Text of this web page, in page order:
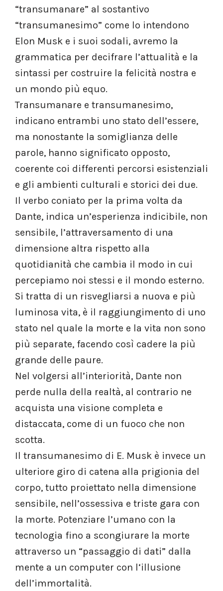
“transumanare” al sostantivo
“transumanesimo” come lo intendono
Elon Musk e i suoi sodali, avremo la
grammatica per decifrare l’attualità e la
sintassi per costruire la felicità nostra e
un mondo più equo.
Transumanare e transumanesimo,
indicano entrambi uno stato dell’essere,
ma nonostante la somiglianza delle
parole, hanno significato opposto,
coerente coi differenti percorsi esistenziali
e gli ambienti culturali e storici dei due.
Il verbo coniato per la prima volta da
Dante, indica un’esperienza indicibile, non
sensibile, l’attraversamento di una
dimensione altra rispetto alla
quotidianità che cambia il modo in cui
percepiamo noi stessi e il mondo esterno.
Si tratta di un risvegliarsi a nuova e più
luminosa vita, è il raggiungimento di uno
stato nel quale la morte e la vita non sono
più separate, facendo così cadere la più
grande delle paure.
Nel volgersi all’interiorità, Dante non
perde nulla della realtà, al contrario ne
acquista una visione completa e
distaccata, come di un fuoco che non
scotta.
Il transumanesimo di E. Musk è invece un
ulteriore giro di catena alla prigionia del
corpo, tutto proiettato nella dimensione
sensibile, nell’ossessiva e triste gara con
la morte. Potenziare l’umano con la
tecnologia fino a scongiurare la morte
attraverso un “passaggio di dati” dalla
mente a un computer con l‘illusione
dell’immortalità.